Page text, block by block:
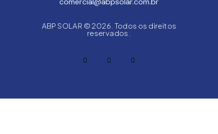
ABP SOLAR © 2026. Todos os direitos
reservados.